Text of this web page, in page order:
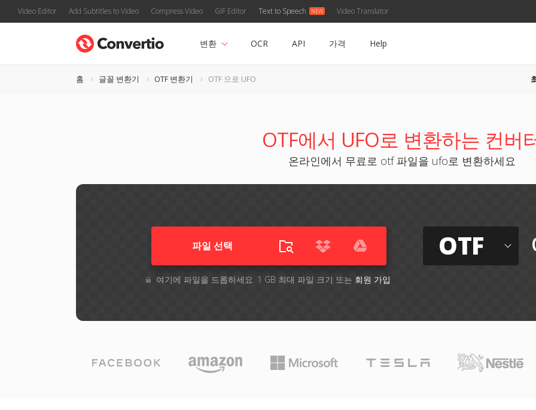
Video Editor Add Subtitles to Video Compress Video GIF Editor Text to Speech Video Translator
변환 OCR API 가격 Help
홈 글꼴 변환기 OTF 변환기 OTF 으로 UFO
OTF에서 UFO로 변환하는 컨버
온라인에서 무료로 otf 파일을 ufo로 변환하세요
파일 선택
여기에 파일을 드롭하세요. 1 GB 최대 파일 크기 또는 회원 가입
OTF